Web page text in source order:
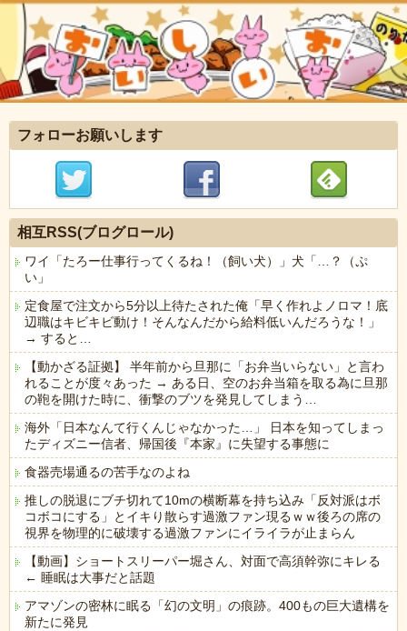
フォローお願いします
相互RSS(ブログロール)
ワイ「たろー仕事行ってくるね！（飼い犬）」犬「…？（ぷ
い」
定食屋で注文から5分以上待たされた俺「早く作れよノロマ！底
辺職はキビキビ動け！そんなんだから給料低いんだろうな！」
→ すると…
【動かざる証拠】 半年前から旦那に「お弁当いらない」と言わ
れることが度々あった → ある日、空のお弁当箱を取る為に旦那
の鞄を開けた時に、衝撃のブツを発見してしまう…
海外「日本なんて行くんじゃなかった…」 日本を知ってしまっ
たディズニー信者、帰国後『本家』に失望する事態に
食器売場通るの苦手なのよね
推しの脱退にブチ切れて10mの横断幕を持ち込み「反対派はボ
コボコにする」とイキり散らす過激ファン現るｗｗ後ろの席の
視界を物理的に破壊する過激ファンにイライラが止まらん
【動画】ショートスリーパー堀さん、対面で高須幹弥にキレる
← 睡眠は大事だと話題
アマゾンの密林に眠る「幻の文明」の痕跡。400もの巨大遺構を
新たに発見